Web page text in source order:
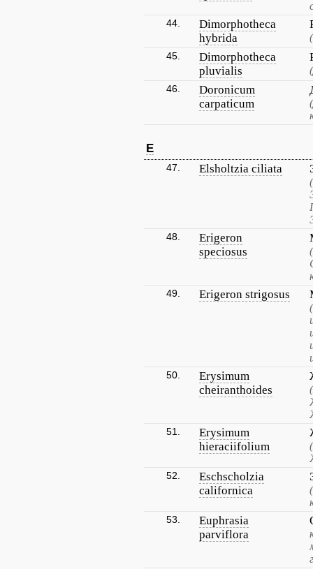
44.
Dimorphotheca
hybrida
45.
Dimorphotheca
pluvialis
46.
Doronicum
carpaticum
E
47. Elsholtzia ciliata
48.
Erigeron
speciosus
49. Erigeron strigosus
50.
Erysimum
cheiranthoides
51.
Erysimum
hieraciifolium
52.
Eschscholzia
californica
53.
Euphrasia
parviflora